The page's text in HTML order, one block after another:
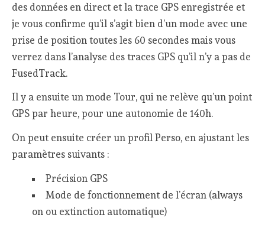
des données en direct et la trace GPS enregistrée et
je vous confirme qu’il s’agit bien d’un mode avec une
prise de position toutes les 60 secondes mais vous
verrez dans l’analyse des traces GPS qu’il n’y a pas de
FusedTrack.
Il y a ensuite un mode Tour, qui ne relève qu’un point
GPS par heure, pour une autonomie de 140h.
On peut ensuite créer un profil Perso, en ajustant les
paramètres suivants :
Précision GPS
Mode de fonctionnement de l’écran (always
on ou extinction automatique)